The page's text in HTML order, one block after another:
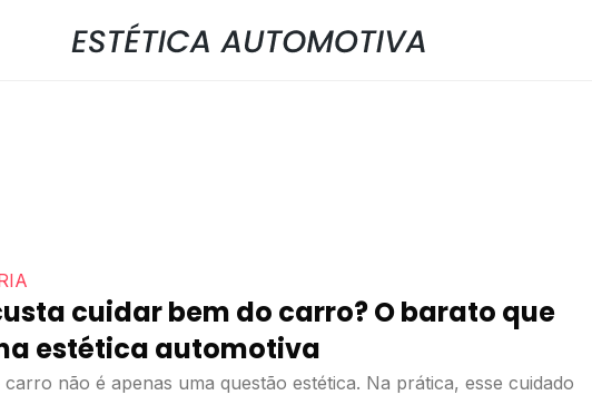
cuidar bem do carro? O barato que
estética automotiva
não é apenas uma questão estética. Na prática, esse cuidado